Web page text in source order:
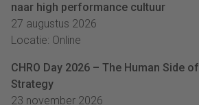
naar high performance cultuur
27 augustus 2026
Locatie: Online
CHRO Day 2026 – The Human Side of
Strategy
23 november 2026